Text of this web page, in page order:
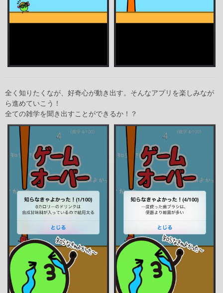
全く知りたくなが、好奇心が動き出す。そんなアプリを楽しみなが
ら進めていこう！
全ての雑学を聞き出すことができるか！？